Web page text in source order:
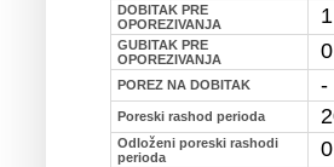
DOBITAK PRE
OPOREZIVANJA
GUBITAK PRE
OPOREZIVANJA
0
POREZ NA DOBITAK -
Poreski rashod perioda
Odloženi poreski rashodi
perioda
0